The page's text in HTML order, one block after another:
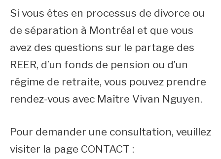
Si vous êtes en processus de divorce ou
de séparation à Montréal et que vous
avez des questions sur le partage des
REER, d’un fonds de pension ou d’un
régime de retraite, vous pouvez prendre
rendez-vous avec Maître Vivan Nguyen.
Pour demander une consultation, veuillez
visiter la page CONTACT :